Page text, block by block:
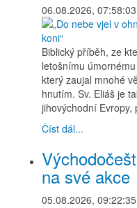
06.08.2026, 07:58:03
Biblický příběh, ze
letošnímu
který zaujal mnohé
hnutím. Sv. Eliáš je
jihovýchodní
Číst dál...
na své akce
05.08.2026, 09:22:35